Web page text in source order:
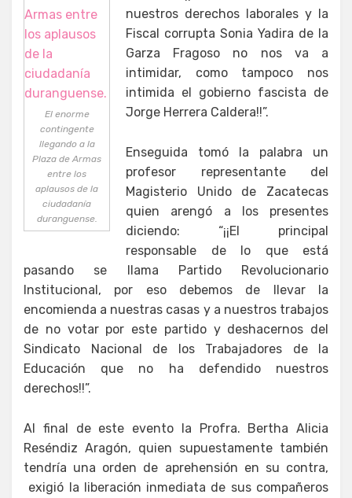
El enorme
contingente
llegando a la
Plaza de Armas
entre los
aplausos de la
ciudadanía
duranguense.
nuestros derechos laborales y la
Fiscal corrupta Sonia Yadira de la
Garza Fragoso no nos va a
intimidar, como tampoco nos
intimida el gobierno fascista de
Jorge Herrera Caldera!!”.
Enseguida tomó la palabra un
profesor representante del
Magisterio Unido de Zacatecas
quien arengó a los presentes
diciendo: “¡¡El principal
responsable de lo que está
pasando se llama Partido Revolucionario
Institucional, por eso debemos de llevar la
encomienda a nuestras casas y a nuestros trabajos
de no votar por este partido y deshacernos del
Sindicato Nacional de los Trabajadores de la
Educación que no ha defendido nuestros
derechos!!”.
Al final de este evento la Profra. Bertha Alicia
Reséndiz Aragón, quien supuestamente también
tendría una orden de aprehensión en su contra,
exigió la liberación inmediata de sus compañeros